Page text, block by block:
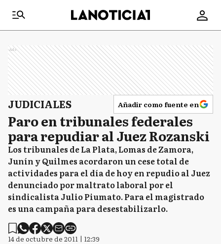
Ads
JUDICIALES Añadir como fuente en
Paro en tribunales federales
para repudiar al Juez Rozanski
Los tribunales de La Plata, Lomas de Zamora,
Junín y Quilmes acordaron un cese total de
actividades para el día de hoy en repudio al Juez
denunciado por maltrato laboral por el
sindicalista Julio Piumato. Para el magistrado
es una campaña para desestabilizarlo.
14 de octubre de 2011 | 12:39